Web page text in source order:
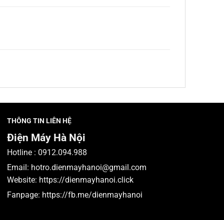
THÔNG TIN LIÊN HỆ
Điện Máy Hà Nội
Hotline : 0912.094.988
Email: hotro.dienmayhanoi@gmail.com
Website: https://dienmayhanoi.click
Fanpage: https://fb.me/dienmayhanoi